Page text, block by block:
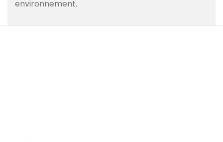
environnement.